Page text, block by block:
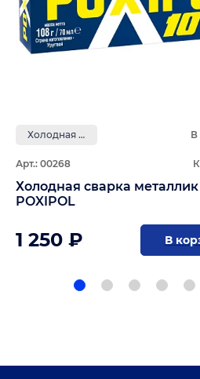
Холодная сварка В
Арт.: 00268
Холодная сварка
POXIPOL
1 250 ₽ В